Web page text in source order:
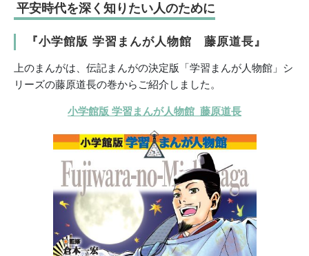
平安時代を深く知りたい人のために
『小学館版 学習まんが人物館 藤原道長』
上のまんがは、伝記まんがの決定版「学習まんが人物館」シ
リーズの藤原道長の巻からご紹介しました。
小学館版 学習まんが人物館 藤原道長